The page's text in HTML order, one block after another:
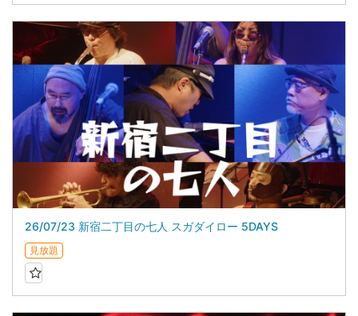
26/07/23 新宿二丁目の七人 スガダイロー 5DAYS
見放題